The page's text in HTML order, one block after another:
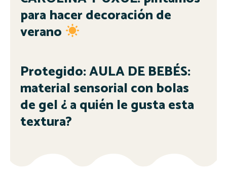
para hacer decoración de
verano
Protegido: AULA DE BEBÉS:
material sensorial con bolas
de gel ¿ a quién le gusta esta
textura?